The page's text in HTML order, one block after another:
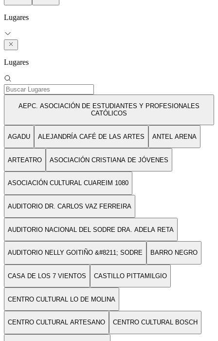
Lugares
Lugares
AEPC. ASOCIACIÓN DE ESTUDIANTES Y PROFESIONALES
CATÓLICOS
AGADU ALEJANDRÍA CAFÉ DE LAS ARTES ANTEL ARENA
ARTEATRO ASOCIACIÓN CRISTIANA DE JÓVENES
ASOCIACIÓN CULTURAL CUAREIM 1080
AUDITORIO DR. CARLOS VAZ FERREIRA
AUDITORIO NACIONAL DEL SODRE DRA. ADELA RETA
AUDITORIO NELLY GOITIÑO &#8211; SODRE BARRO NEGRO
CASA DE LOS 7 VIENTOS CASTILLO PITTAMILGIO
CENTRO CULTURAL LO DE MOLINA
CENTRO CULTURAL ARTESANO CENTRO CULTURAL BOSCH